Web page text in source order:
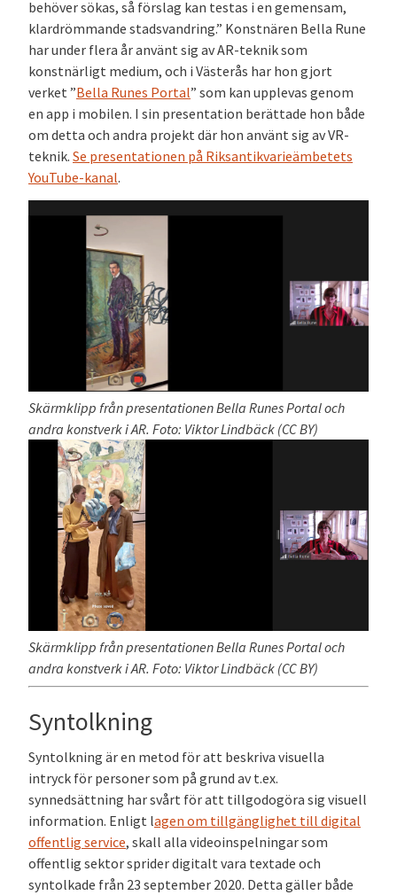
behöver sökas, så förslag kan testas i en gemensam,
klardrömmande stadsvandring.” Konstnären Bella Rune
har under flera år använt sig av AR-teknik som
konstnärligt medium, och i Västerås har hon gjort
verket ”Bella Runes Portal” som kan upplevas genom
en app i mobilen. I sin presentation berättade hon både
om detta och andra projekt där hon använt sig av VR-
teknik. Se presentationen på Riksantikvarieämbetets
YouTube-kanal.
Skärmklipp från presentationen Bella Runes Portal och
andra konstverk i AR. Foto: Viktor Lindbäck (CC BY)
Skärmklipp från presentationen Bella Runes Portal och
andra konstverk i AR. Foto: Viktor Lindbäck (CC BY)
Syntolkning
Syntolkning är en metod för att beskriva visuella
intryck för personer som på grund av t.ex.
synnedsättning har svårt för att tillgodogöra sig visuell
information. Enligt lagen om tillgänglighet till digital
offentlig service, skall alla videoinspelningar som
offentlig sektor sprider digitalt vara textade och
syntolkade från 23 september 2020. Detta gäller både